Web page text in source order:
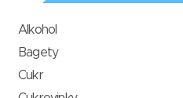
Alkohol
Bagety
Cukr